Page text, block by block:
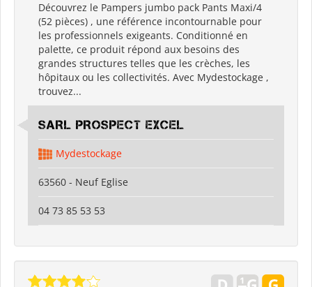
Découvrez le Pampers jumbo pack Pants Maxi/4
(52 pièces) , une référence incontournable pour
les professionnels exigeants. Conditionné en
palette, ce produit répond aux besoins des
grandes structures telles que les crèches, les
hôpitaux ou les collectivités. Avec Mydestockage ,
trouvez...
SARL PROSPECT EXCEL
Mydestockage
63560 - Neuf Eglise
04 73 85 53 53